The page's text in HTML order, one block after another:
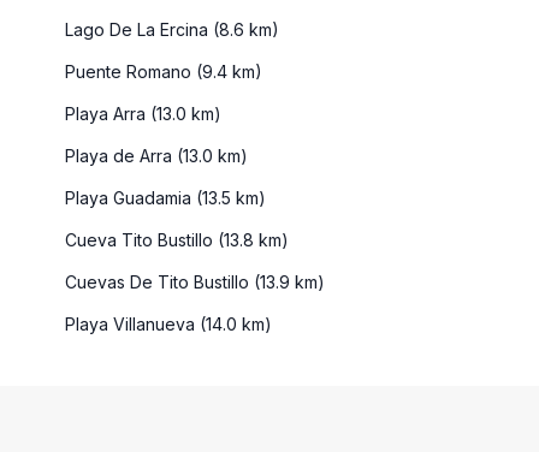
Lago De La Ercina (8.6 km)
Puente Romano (9.4 km)
Playa Arra (13.0 km)
Playa de Arra (13.0 km)
Playa Guadamia (13.5 km)
Cueva Tito Bustillo (13.8 km)
Cuevas De Tito Bustillo (13.9 km)
Playa Villanueva (14.0 km)